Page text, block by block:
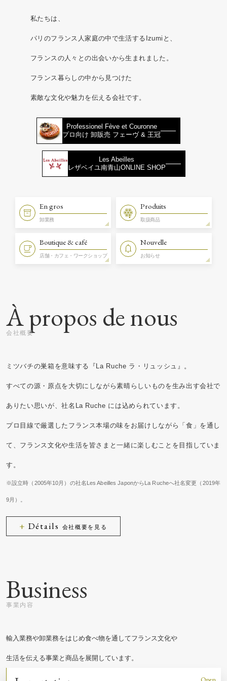
私たちは、
パリのフランス人家庭の中で生活するIzumiと、
フランスの人々との出会いから生まれました。
フランス暮らしの中から見つけた
素敵な文化や魅力を伝える会社です。
Professionel Fève et Couronne
プロ向け 卸販売 フェーヴ & 王冠
Les Abeilles
レザベイユ南青山ONLINE SHOP
En gros
卸業務
Produits
取扱商品
Boutique & café
店舗・カフェ・ワークショップ
Nouvelle
お知らせ
À propos de nous
ミツバチの巣箱を意味する『La Ruche ラ・リュッシュ』。
すべての源・原点を大切にしながら素晴らしいものを生み出す会社で
ありたい思いが、社名La Ruche には込められています。
プロ目線で厳選したフランス本場の味をお届けしながら「食」を通し
て、フランス文化や生活を皆さまと一緒に楽しむことを目指していま
す。
※設立時（2005年10月）の社名Les Abeilles JaponからLa Rucheへ社名変更（2019年
9月）。
Détails 会社概要を見る
Business
輸入業務や卸業務をはじめ食べ物を通してフランス文化や
生活を伝える事業と商品を展開しています。